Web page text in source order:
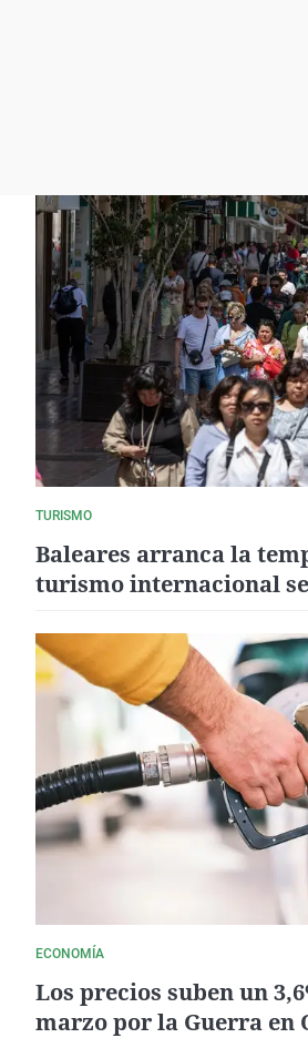
TURISMO
Baleares arranca la
turismo internacional
ECONOMÍA
Los precios suben un
marzo por la Guerra en